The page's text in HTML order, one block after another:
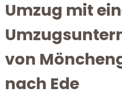
Umzug mit
von
nach Ede